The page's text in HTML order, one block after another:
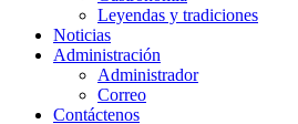
Leyendas y tradiciones
Noticias
Administración
Administrador
Correo
Contáctenos